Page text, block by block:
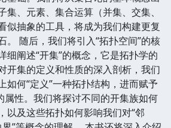
集、元素、集合运算（并集、交集、
似抽象的工具，将成为我们构建更复
。 随后，我们将引入“拓扑空间”的核
细阐述“开集”的概念，它是拓扑学的
开集的定义和性质的深入剖析，我们
如何“定义”一种拓扑结构，进而赋予
属性。我们将探讨不同的开集族如何
以及这些拓扑如何影响我们对“邻